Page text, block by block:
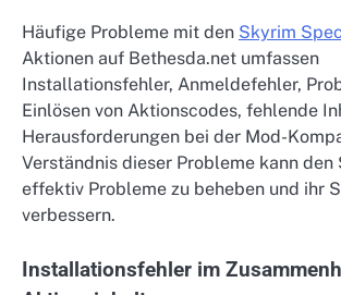
Häufige Probleme mit den Skyrim
Aktionen auf Bethesda.net umfassen
Installationsfehler, Anmeldefehler,
Einlösen von Aktionscodes, fehlende
Herausforderungen bei der Mod-
Verständnis dieser Probleme kann den
effektiv Probleme zu beheben und ihr
verbessern.
Installationsfehler im